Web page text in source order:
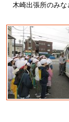
木崎出張所のみな